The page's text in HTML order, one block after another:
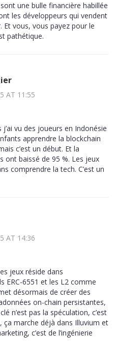
une bulle financière habillée
les développeurs qui vendent
vous, vous payez pour le
pathétique.
AT 11:55
vu des joueurs en Indonésie
apprendre la blockchain
c’est un début. Et la
ont baissé de 95 %. Les jeux
comprendre la tech. C’est un
AT 14:36
jeux réside dans
ERC-6551 et les L2 comme
désormais de créer des
on-chain persistantes,
n’est pas la spéculation, c’est
ça marche déjà dans Illuvium et
c’est de l’ingénierie